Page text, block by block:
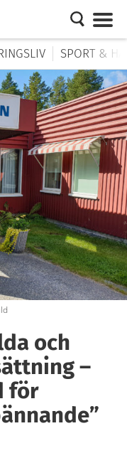
SPORT &
och
–
för